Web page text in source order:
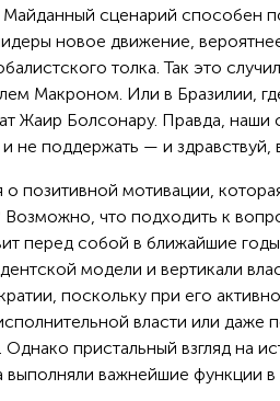
сценарий способен
новое движение,
толка. Так это
Макроном. Или в Бразилии,
Жаир Болсонару. Правда, наши
поддержать — и здравствуй,
позитивной мотивации,
Возможно, что подходить к
перед собой в ближайшие
модели и вертикали
поскольку при его
власти или даже
пристальный взгляд на
выполняли важнейшие функции в